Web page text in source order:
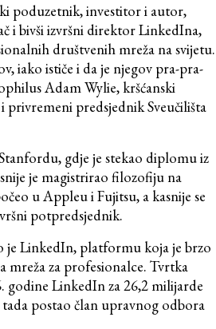
poduzetnik, investitor i autor,
i bivši izvršni direktor LinkedIna,
društvenih mreža na svijetu.
iako ističe i da je njegov pra-pra-
Adam Wylie, kršćanski
privremeni predsjednik Sveučilišta
gdje je stekao diplomu iz
je magistrirao filozofiju na
u Appleu i Fujitsu, a kasnije se
potpredsjednik.
je LinkedIn, platformu koja je brzo
mreža za profesionalce. Tvrtka
godine LinkedIn za 26,2 milijarde
postao član upravnog odbora